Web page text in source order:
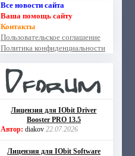
Все новости сайта
Ваша помощь сайту
Контакты
Пользовательское соглашение
Политика конфиденциальности
Лицензия для IObit Driver
Booster PRO 13.5
Автор: diakov 22.07.2026
Лицензия для IObit Software